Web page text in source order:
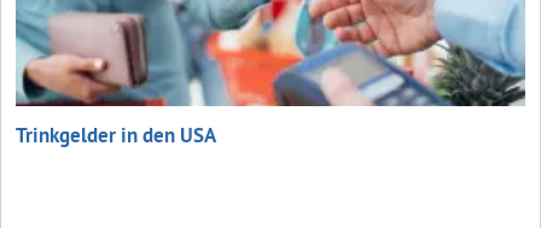
Trinkgelder in den USA